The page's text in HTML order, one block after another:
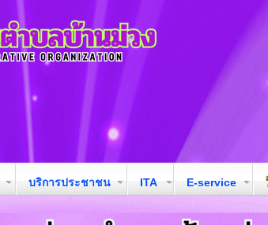
บริการประชาชน ITA E-service